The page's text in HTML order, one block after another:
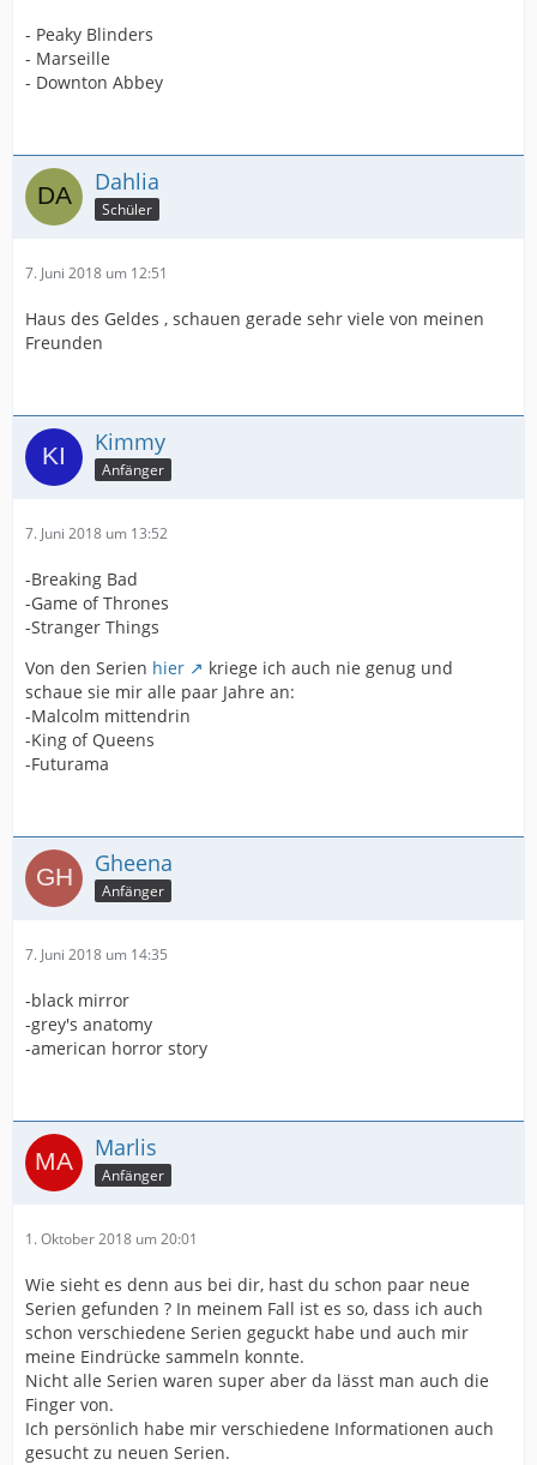
- Peaky Blinders
- Marseille
- Downton Abbey
Dahlia
Schüler
7. Juni 2018 um 12:51
Haus des Geldes , schauen gerade sehr viele von meinen
Freunden
Kimmy
Anfänger
7. Juni 2018 um 13:52
-Breaking Bad
-Game of Thrones
-Stranger Things
Von den Serien hier
kriege ich auch nie genug und
schaue sie mir alle paar Jahre an:
-Malcolm mittendrin
-King of Queens
-Futurama
Gheena
Anfänger
7. Juni 2018 um 14:35
-black mirror
-grey's anatomy
-american horror story
Marlis
Anfänger
1. Oktober 2018 um 20:01
Wie sieht es denn aus bei dir, hast du schon paar neue
Serien gefunden ? In meinem Fall ist es so, dass ich auch
schon verschiedene Serien geguckt habe und auch mir
meine Eindrücke sammeln konnte.
Nicht alle Serien waren super aber da lässt man auch die
Finger von.
Ich persönlich habe mir verschiedene Informationen auch
gesucht zu neuen Serien.